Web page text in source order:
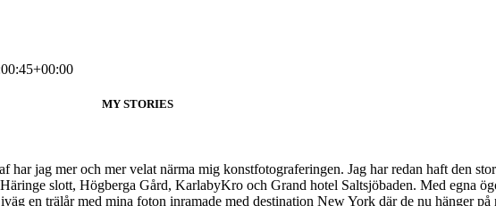
MY STORIES
har jag mer och mer velat närma mig konstfotograferingen. Jag har redan haft den
slott, Högberga Gård, KarlabyKro och Grand hotel Saltsjöbaden. Med egna
en trälår med mina foton inramade med destination New York där de nu hänger på